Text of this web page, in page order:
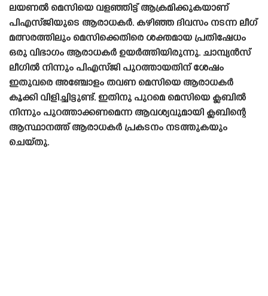
ലയണൽ മെസിയെ വളഞ്ഞിട്ട് ആക്രമിക്കുകയാണ്
പിഎസ്‌ജിയുടെ ആരാധകർ. കഴിഞ്ഞ ദിവസം നടന്ന ലീഗ്
മത്സരത്തിലും മെസിക്കെതിരെ ശക്തമായ പ്രതിഷേധം
ഒരു വിഭാഗം ആരാധകർ ഉയർത്തിയിരുന്നു. ചാമ്പ്യൻസ്
ലീഗിൽ നിന്നും പിഎസ്‌ജി പുറത്തായതിന് ശേഷം
ഇതുവരെ അഞ്ചോളം തവണ മെസിയെ ആരാധകർ
കൂക്കി വിളിച്ചിട്ടുണ്ട്. ഇതിനു പുറമെ മെസിയെ ക്ലബിൽ
നിന്നും പുറത്താക്കണമെന്ന ആവശ്യവുമായി ക്ലബിന്റെ
ആസ്ഥാനത്ത് ആരാധകർ പ്രകടനം നടത്തുകയും
ചെയ്‌തു.